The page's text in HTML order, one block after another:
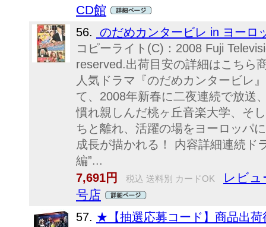
CD館
56.
のだめカンタービレ in ヨーロ
コピーライト(C)：2008 Fuji
reserved.出荷目安の詳細はこちら
人気ドラマ『のだめカンタービレ
て、2008年新春に二夜連続で放
慣れ親しんだ桃ヶ丘音楽大学、そ
ちと離れ、活躍の場をヨーロッパ
成長が描かれる！ 内容詳細連続ド
編”...
7,691円
税込 送料別 カードOK
レビュ
号店
57. ★【抽選応募コード】商品出